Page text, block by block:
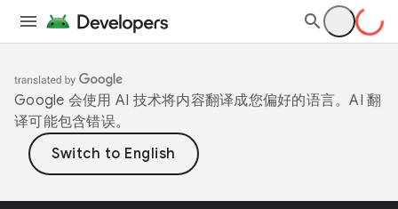
Google 会使用 AI 技术将内容翻译成您偏好的语言。AI 翻
译可能包含错误。